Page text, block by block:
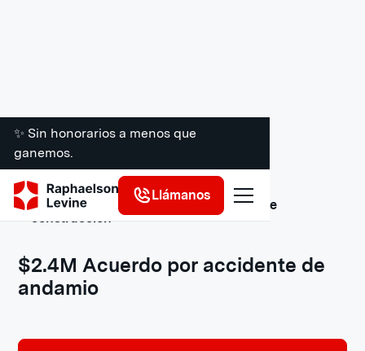
✨ Sin honorarios a menos que
ganemos.
Llámanos
Acuerdos y veredictos de accidentes de
construcción
$2.4M Acuerdo por accidente de
andamio